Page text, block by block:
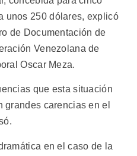
unos 250 dólares, explicó
de Documentación de
Venezolana de
Oscar Meza.
que esta situación
carencias en el
en el caso de la